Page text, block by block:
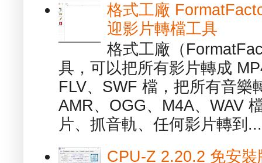
格式工廠
迎影片轉檔工具
格式工廠（
具，可以把所有影片轉成
FLV、SWF 檔，把所有音樂
AMR、OGG、M4A、WAV
片、抓音軌、任何影片轉到...
CPU-Z 2.20.2 免安